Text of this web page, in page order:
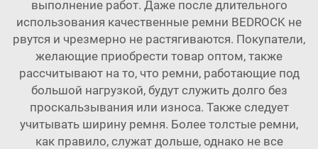
выполнение работ. Даже после длительного
использования качественные ремни BEDROCK не
рвутся и чрезмерно не растягиваются. Покупатели,
желающие приобрести товар оптом, также
рассчитывают на то, что ремни, работающие под
большой нагрузкой, будут служить долго без
проскальзывания или износа. Также следует
учитывать ширину ремня. Более толстые ремни,
как правило, служат дольше, однако не все